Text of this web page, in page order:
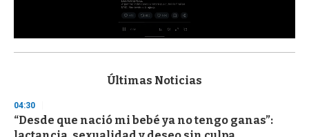
s
d
s
o
Últimas Noticias
04:30
“Desde que nació mi bebé ya no tengo ganas”: